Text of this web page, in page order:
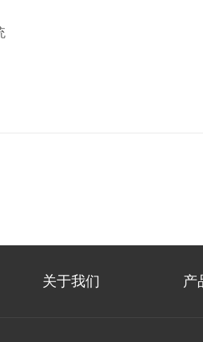
关于我们 产